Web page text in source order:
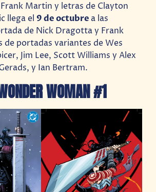
Martin y letras de Clayton
llega el9 de octubre a las
de Nick Dragotta y Frank
de portadas variantes de Wes
Jim Lee, Scott Williams y Alex
y Ian Bertram.
WOMAN #1